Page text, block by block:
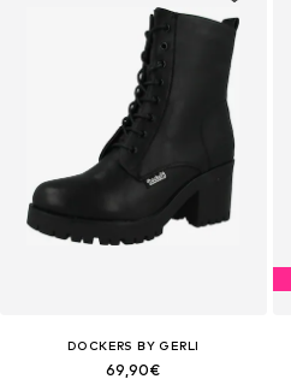
DOCKERS BY GERLI
69,90€